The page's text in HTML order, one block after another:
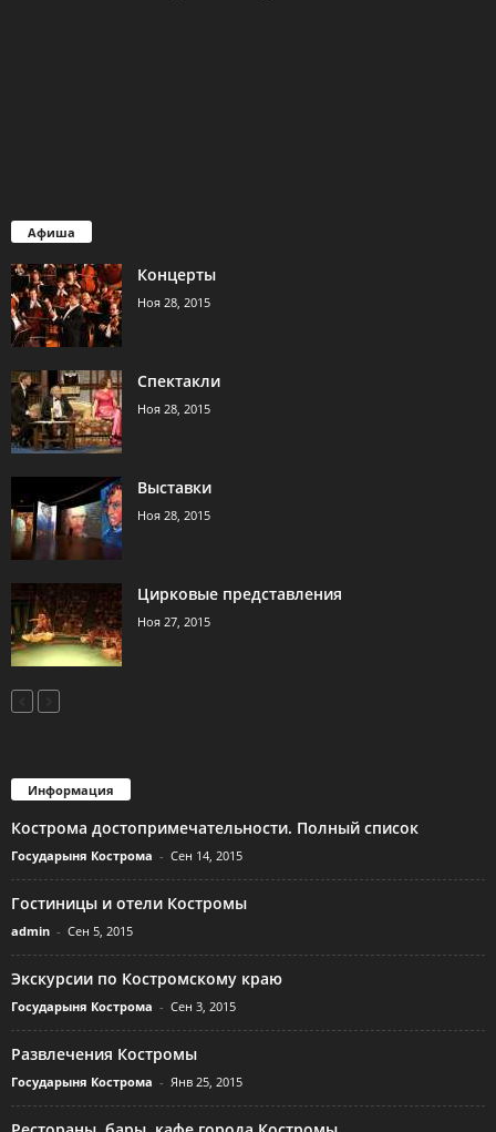
Афиша
Концерты
Ноя 28, 2015
Спектакли
Ноя 28, 2015
Выставки
Ноя 28, 2015
Цирковые представления
Ноя 27, 2015
Информация
Кострома достопримечательности. Полный список
Государыня Кострома - Сен 14, 2015
Гостиницы и отели Костромы
admin - Сен 5, 2015
Экскурсии по Костромскому краю
Государыня Кострома - Сен 3, 2015
Развлечения Костромы
Государыня Кострома - Янв 25, 2015